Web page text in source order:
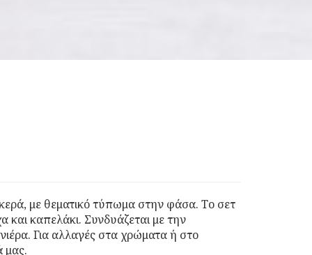
με θεματικό τύπωμα στην φάσα. Το σετ
και καπελάκι. Συνδυάζεται με την
Για αλλαγές στα χρώματα ή στο
μας.